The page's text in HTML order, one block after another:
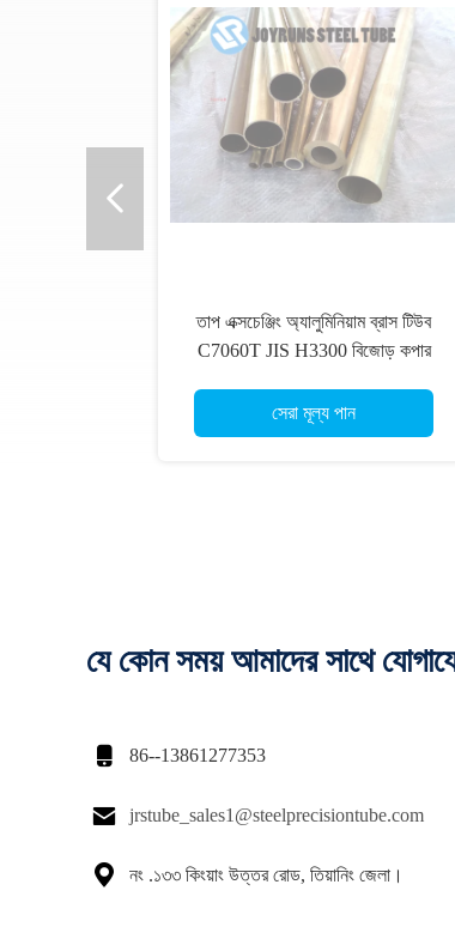
তাপ এক্সচেঞ্জিং অ্যালুমিনিয়াম ব্রাস টিউব
C7060T JIS H3300 বিজোড় কপার
সেরা মূল্য পান
যে কোন সময় আমাদের সাথে
 86--13861277353
 jrstube_sales1@steelprecisiontube.com
 নং .১৩৩ কিংয়াং উত্তর রোড, তিয়ানিং জেলা।